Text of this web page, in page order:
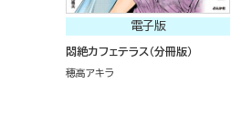
電子版
悶絶カフェテラス（分冊版）
穂高アキラ